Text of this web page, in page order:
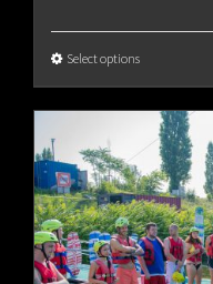
Select options